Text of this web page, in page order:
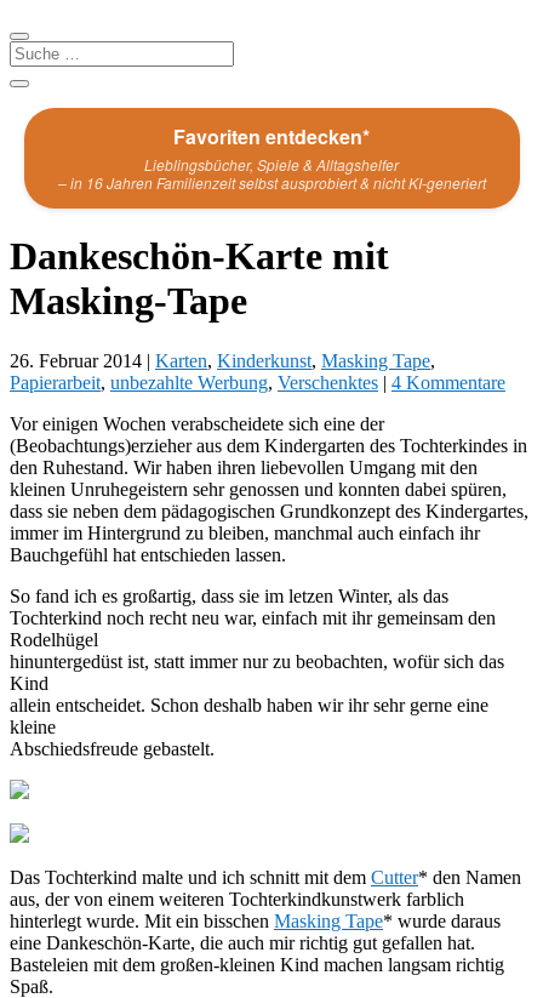
Favoriten entdecken*
Lieblingsbücher, Spiele & Alltagshelfer
– in 16 Jahren Familienzeit selbst ausprobiert & nicht KI-generiert
Dankeschön-Karte mit
Masking-Tape
26. Februar 2014 | Karten, Kinderkunst, Masking Tape,
Papierarbeit, unbezahlte Werbung, Verschenktes | 4 Kommentare
Vor einigen Wochen verabscheidete sich eine der
(Beobachtungs)erzieher aus dem Kindergarten des Tochterkindes in
den Ruhestand. Wir haben ihren liebevollen Umgang mit den
kleinen Unruhegeistern sehr genossen und konnten dabei spüren,
dass sie neben dem pädagogischen Grundkonzept des Kindergartes,
immer im Hintergrund zu bleiben, manchmal auch einfach ihr
Bauchgefühl hat entschieden lassen.
So fand ich es großartig, dass sie im letzen Winter, als das
Tochterkind noch recht neu war, einfach mit ihr gemeinsam den
Rodelhügel
hinuntergedüst ist, statt immer nur zu beobachten, wofür sich das
Kind
allein entscheidet. Schon deshalb haben wir ihr sehr gerne eine
kleine
Abschiedsfreude gebastelt.
Das Tochterkind malte und ich schnitt mit dem Cutter* den Namen
aus, der von einem weiteren Tochterkindkunstwerk farblich
hinterlegt wurde. Mit ein bisschen Masking Tape* wurde daraus
eine Dankeschön-Karte, die auch mir richtig gut gefallen hat.
Basteleien mit dem großen-kleinen Kind machen langsam richtig
Spaß.